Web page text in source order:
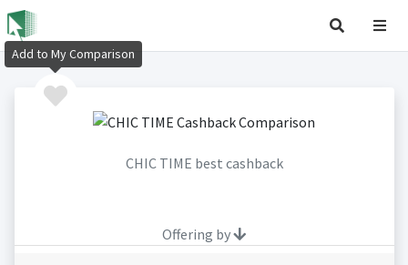
CHIC TIME best cashback
Offering by
Add to My Comparison